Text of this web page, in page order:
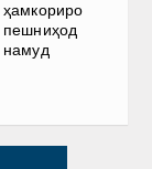
ҳамкориро
пешниҳод
намуд